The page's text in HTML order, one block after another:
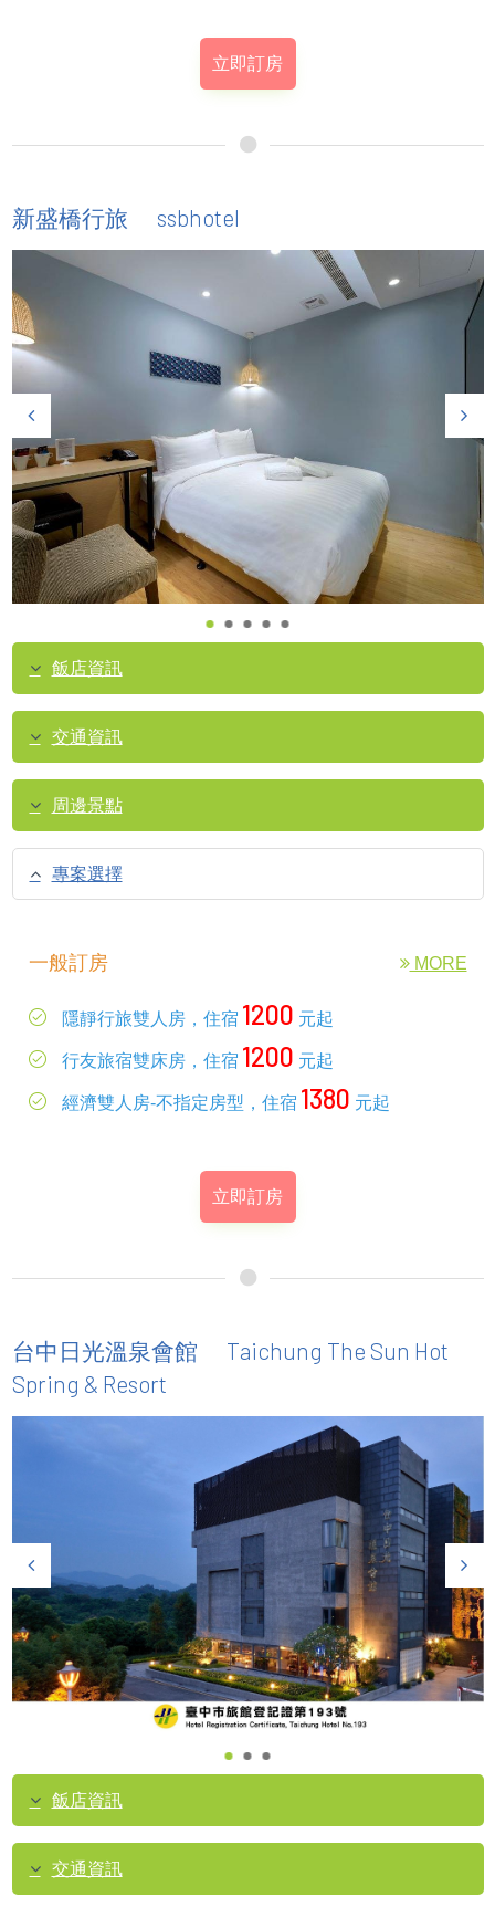
立即訂房
新盛橋行旅 ssbhotel
飯店資訊
交通資訊
周邊景點
專案選擇
一般訂房 MORE
隱靜行旅雙人房，住宿 1200 元起
行友旅宿雙床房，住宿 1200 元起
經濟雙人房-不指定房型，住宿 1380 元起
立即訂房
台中日光溫泉會館
Taichung The Sun Hot
Spring & Resort
飯店資訊
交通資訊